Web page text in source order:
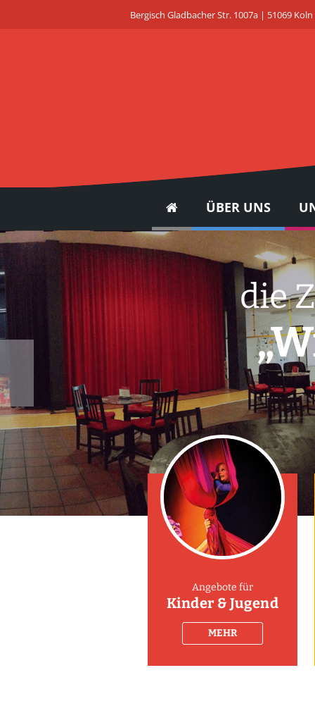
Bergisch Gladbacher Str. 1007a | 51069 Koln
ÜBER UNS
die
Angebote für
Kinder & Jugend
MEHR